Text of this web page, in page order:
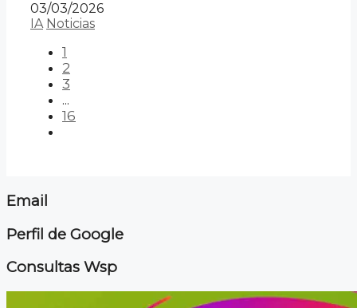
03/03/2026
IA Noticias
1
2
3
...
16
Email
Perfil de Google
Consultas Wsp